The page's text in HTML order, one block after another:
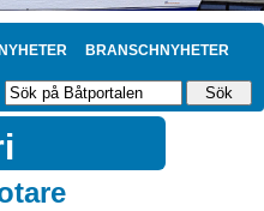
BRANSCHNYHETER